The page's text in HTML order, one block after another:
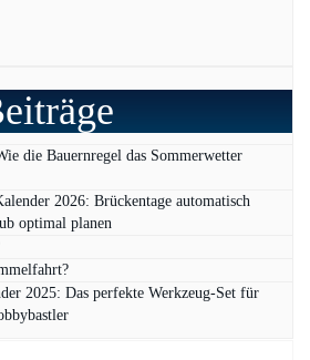
die Bauernregel das Sommerwetter
2026: Brückentage automatisch
optimal planen
2025: Das perfekte Werkzeug-Set für